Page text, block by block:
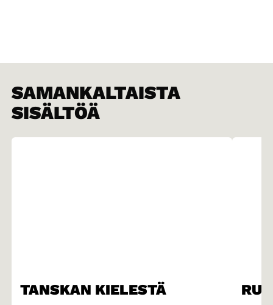
SAMANKALTAISTA
SISÄLTÖÄ
TANSKAN KIELESTÄ